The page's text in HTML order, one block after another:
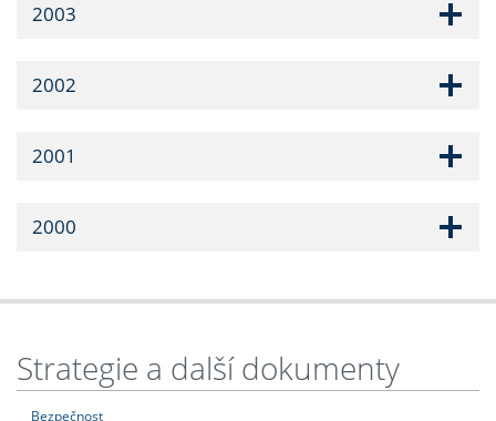
2003
2002
2001
2000
Strategie a další dokumenty
Bezpečnost